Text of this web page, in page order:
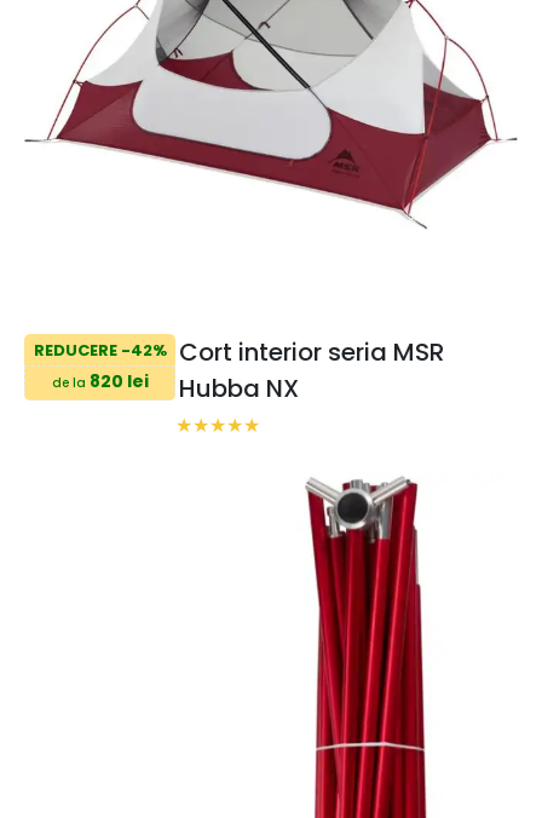
REDUCERE -42%
de la 820 lei
Cort interior seria MSR
Hubba NX